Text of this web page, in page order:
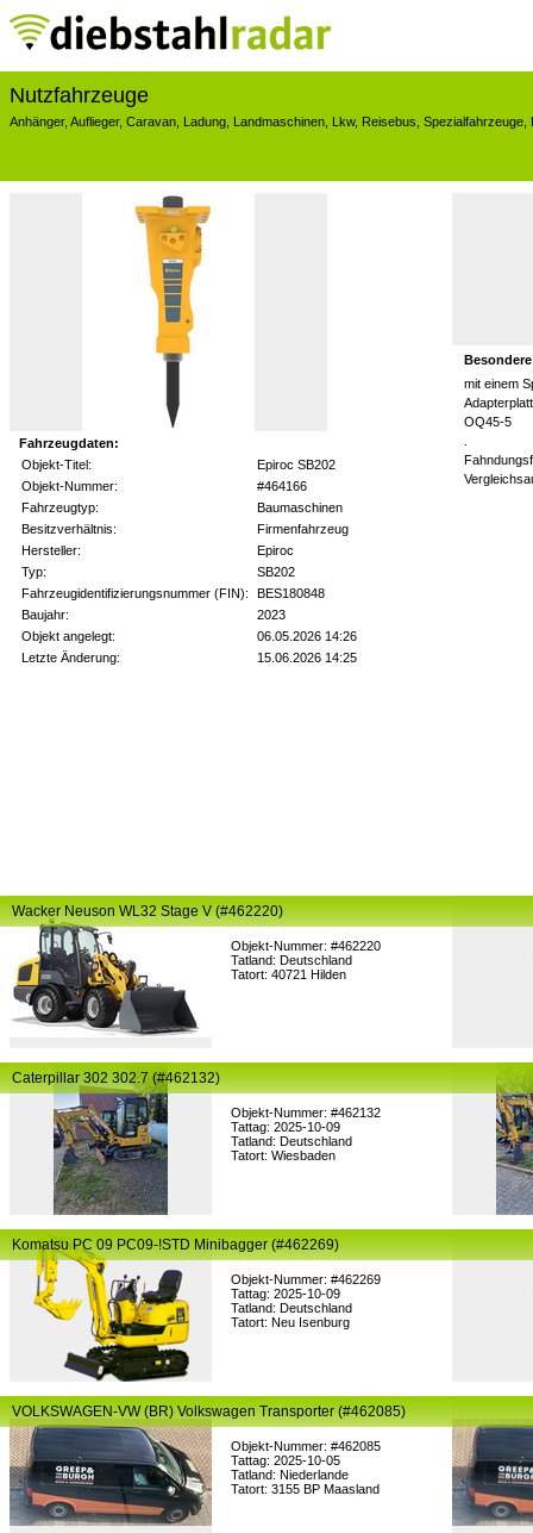
Nutzfahrzeuge
Anhänger, Auflieger, Caravan Ladung Landmaschinen Lkw, Reisebus Spezialfahrzeuge
Fahrzeugdaten:
Objekt-Titel:
Epiroc SB202
Objekt-Nummer:
#464166
Fahrzeugtyp:
Baumaschinen
Besitzverhältnis:
Firmenfahrzeug
Hersteller:
Epiroc
Typ:
SB202
Fahrzeugidentifizierungsnummer (FIN):
BES180848
Baujahr:
2023
Objekt angelegt:
06.05.2026 14:26
Letzte Änderung:
15.06.2026 14:25
mit einem
OQ45-5
Objekt-Nummer: #462220
Tatland: Deutschland
Tatort: 40721 Hilden
Wacker Neuson WL32 Stage V (#462220)
Objekt-Nummer: #462132
Tattag: 2025-10-09
Tatland: Deutschland
Tatort: Wiesbaden
Caterpillar 302 302.7 (#462132)
Objekt-Nummer: #462269
Tattag: 2025-10-09
Tatland: Deutschland
Tatort: Neu Isenburg
Komatsu PC 09 PC09-!STD Minibagger (#462269)
Objekt-Nummer: #462085
Tattag: 2025-10-05
Tatland: Niederlande
Tatort: 3155 BP Maasland
VOLKSWAGEN-VW (BR) Volkswagen Transporter (#462085)